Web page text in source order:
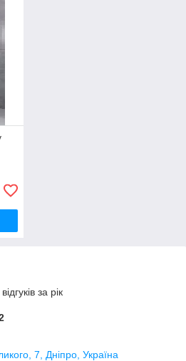
за рік
7, Дніпро, Україна